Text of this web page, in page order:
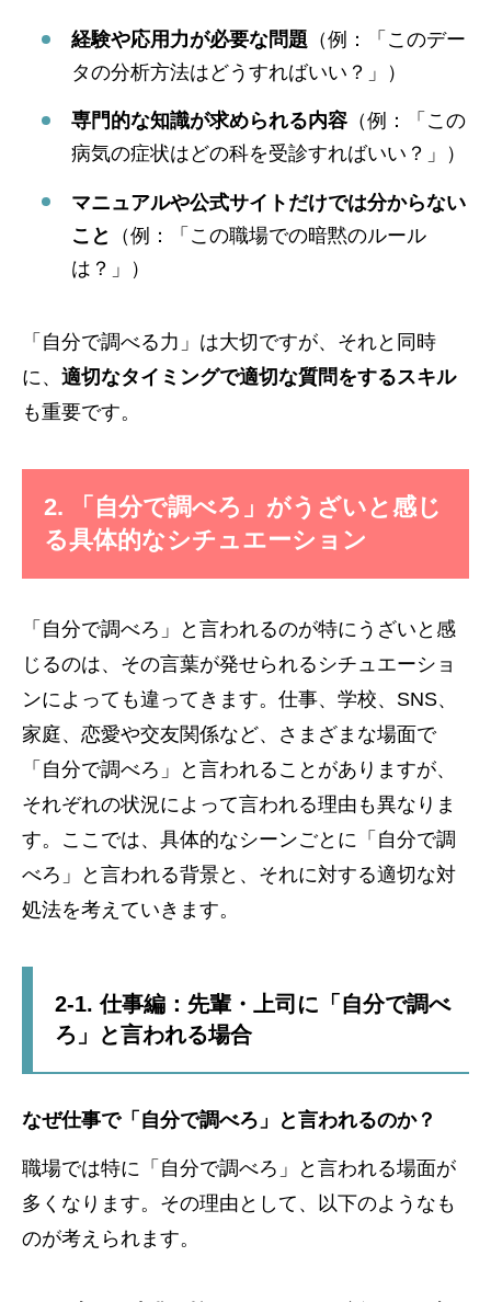
経験や応用力が必要な問題 （例：「このデー
タの分析方法はどうすればいい？」）
専門的な知識が求められる内容 （例：「この
病気の症状はどの科を受診すればいい？」）
マニュアルや公式サイトだけでは分からない
こと
（例：「この職場での暗黙のルール
は？」）
「自分で調べる力」は大切ですが、それと同時
に、 適切なタイミングで適切な質問をするスキル
も重要です。
2. 「自分で調べろ」がうざいと感じ
る具体的なシチュエーション
「自分で調べろ」と言われるのが特にうざいと感
じるのは、その言葉が発せられるシチュエーショ
ンによっても違ってきます。仕事、学校、SNS、
家庭、恋愛や交友関係など、さまざまな場面で
「自分で調べろ」と言われることがありますが、
それぞれの状況によって言われる理由も異なりま
す。ここでは、具体的なシーンごとに「自分で調
べろ」と言われる背景と、それに対する適切な対
処法を考えていきます。
2-1. 仕事編：先輩・上司に「自分で調べ
ろ」と言われる場合
なぜ仕事で「自分で調べろ」と言われるのか？
職場では特に「自分で調べろ」と言われる場面が
多くなります。その理由として、以下のようなも
のが考えられます。